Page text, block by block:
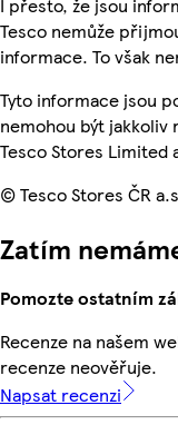
Tesco nemůže
informace. To však
Tyto informace jsou
nemohou být jakkoliv
Tesco Stores Limited
© Tesco Stores ČR
Zatím
Pomozte ostatním
Recenze na našem
recenze neověřuje.
Napsat recenzi